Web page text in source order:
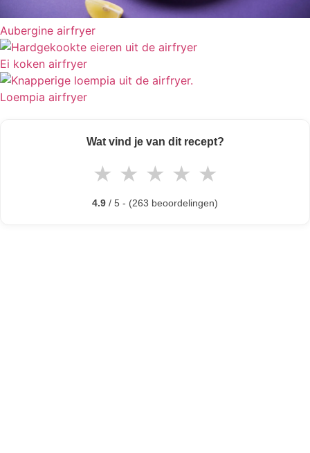
Aubergine airfryer
Ei koken airfryer
Loempia airfryer
Wat vind je van dit recept?
★ ★ ★ ★ ★
4.9 / 5 - (263 beoordelingen)